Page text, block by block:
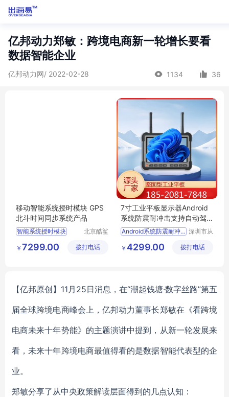
亿邦动力郑敏：跨境电商新一轮增长要看
数据智能企业
亿邦动力网/ 2022-02-28 1134 36
移动智能系统授时模块 GPS
北斗时间同步系统产品
智能系统授时模块
北京酷鲨
公司
￥ 7299.00 拨打电话
7寸工业平板显示器Android
系统防震耐冲击支持自动驾
驶
Android系统防震耐冲击 深圳市从
技有限公
￥ 4299.00 拨打电话
【亿邦原创】11月25日消息，在“潮起钱塘·数字丝路”第五
届全球跨境电商峰会上，亿邦动力董事长郑敏在《看跨境
电商未来十年势能》的主题演讲中提到，从新一轮发展来
看，未来十年跨境电商最值得看的是数据智能代表型的企
业。
郑敏分享了从中央政策解读层面得到的几点认知：